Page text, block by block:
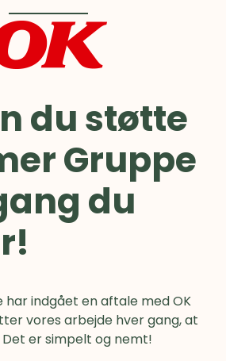
du støtte
Gruppe
du
har indgået en aftale med OK
vores arbejde hver gang, at
er simpelt og nemt!